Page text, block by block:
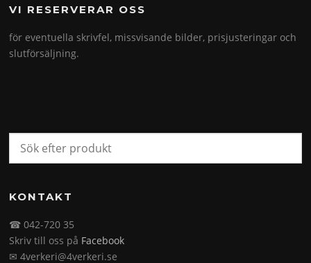
VI RESERVERAR OSS
för eventuella skrivfel, missvisande bilder, prisjusteringar och
slutförsäljning.
KONTAKT
☎ 042-720 35
Skriv till oss på Facebook
✉ 4verkeri@4verkeri.se